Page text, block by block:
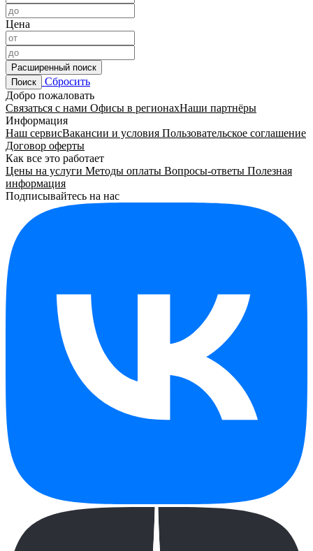
Цена
Расширенный поиск
Поиск
Сбросить
Добро пожаловать
Связаться с нами Офисы в регионахНаши партнёры
Информация
Наш сервисВакансии и условия Пользовательское соглашение
Договор оферты
Как все это работает
Цены на услуги Методы оплаты Вопросы-ответы Полезная
информация
Подписывайтесь на нас